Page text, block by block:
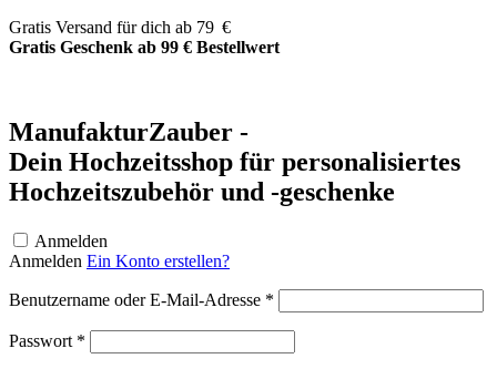
Zum
Inhalt
Gratis Versand für dich ab 79 €
Gratis Geschenk ab 99 € Bestellwert
ManufakturZauber -
Dein Hochzeitsshop für personalisiertes
Hochzeitszubehör und -geschenke
Anmelden
Anmelden Ein Konto erstellen?
Benutzername oder E-Mail-Adresse *
Passwort *